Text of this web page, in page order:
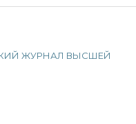
ЖУРНАЛ ВЫСШЕЙ